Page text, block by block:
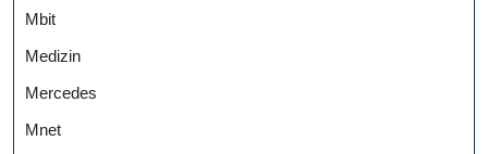
Mbit
Medizin
Mercedes
Mnet